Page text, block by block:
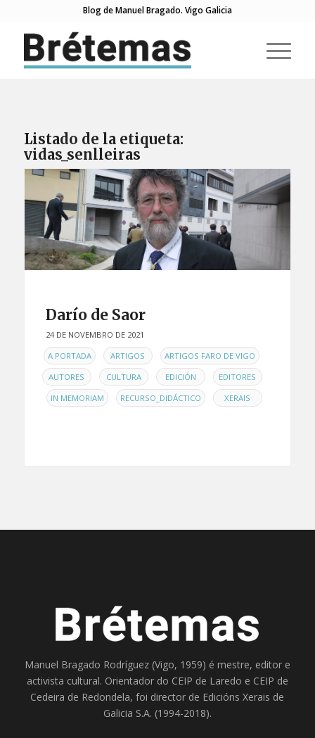
Blog de Manuel Bragado. Vigo Galicia
Listado de la etiqueta:
vidas_senlleiras
Darío de Saor
24 DE NOVEMBRO DE 2021
ENA PORTADA , ARTIGOS , ARTIGOS FARO DE VIGO ,
AUTORES , CULTURA , EDICIÓN ,
EDITORES
IN MEMORIAM , RECURSO_DIDÁCTICO , XERAIS
Manuel Bragado Rodríguez (Vigo, 1959) é mestre, editor e
activista cultural. Orientador do CEIP de Laredo e CEIP de
Cedeira de Redondela, foi director de Edicións Xerais de
Galicia S.A. (1994-2018).